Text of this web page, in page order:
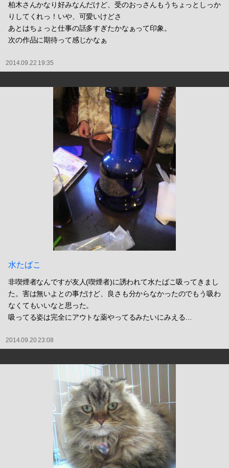
柏木さんかなり好みなんだけど、受のおっさんもうちょっとしっか
りしてくれっ！いや、可愛いけどさ
あとはちょっと仕事の話多すぎたかなぁって印象。
次の作品に期待って感じかなぁ
2014.09.22 19:35
水たばこ
非喫煙者なんですが友人(喫煙者)に誘われて水たばこ吸ってきまし
た。害は無いよとの事だけど、良さも分からなかったのでもう吸わ
なくてもいいなと思った。
吸ってる姿は完全にアウトな薬やってるみたいにみえる…
2014.09.20 23:08